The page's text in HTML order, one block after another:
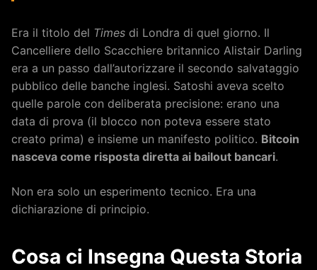
Era il titolo del Times di Londra di quel giorno. Il
Cancelliere dello Scacchiere britannico Alistair Darling
era a un passo dall’autorizzare il secondo salvataggio
pubblico delle banche inglesi. Satoshi aveva scelto
quelle parole con deliberata precisione: erano una
data di prova (il blocco non poteva essere stato
creato prima) e insieme un manifesto politico. Bitcoin
nasceva come risposta diretta ai bailout bancari.
Non era solo un esperimento tecnico. Era una
dichiarazione di principio.
Cosa ci Insegna Questa Storia